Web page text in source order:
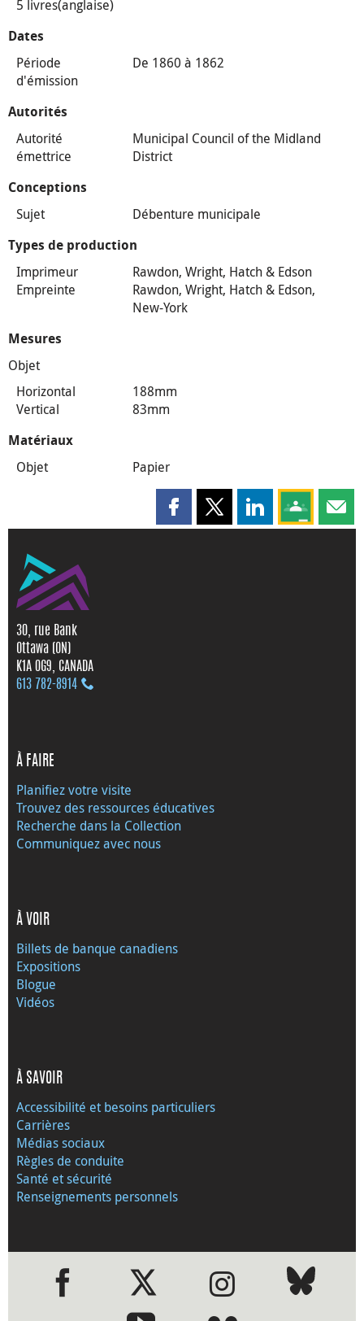
5 livres(anglaise)
Dates
Période
d'émission
De 1860 à 1862
Autorités
Autorité
émettrice
Municipal Council of the Midland
District
Conceptions
Sujet Débenture municipale
Types de production
Imprimeur
Rawdon, Wright, Hatch & Edson
Empreinte
Rawdon, Wright, Hatch & Edson,
New-York
Mesures
Objet
Horizontal
188mm
Vertical
83mm
Matériaux
Objet Papier
Partager cette page sur
Partager cette page sur X
Partager cette
Partagez
30, rue Bank
Ottawa (ON)
K1A 0G9, CANADA
613 782‑8914
À FAIRE
Planifiez votre visite
Trouvez des ressources éducatives
Recherche dans la Collection
Communiquez avec nous
À VOIR
Billets de banque canadiens
Expositions
Blogue
Vidéos
À SAVOIR
Accessibilité et besoins particuliers
Carrières
Médias sociaux
Règles de conduite
Santé et sécurité
Renseignements personnels